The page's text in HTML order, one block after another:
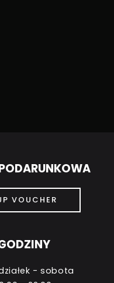
VOUCHER
- sobota